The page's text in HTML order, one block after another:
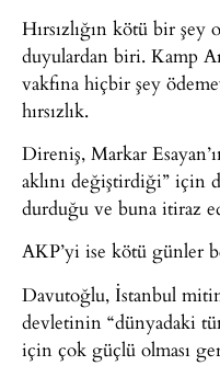
Hırsızlığın kötü bir
duyulardan biri. Kamp
vakfına hiçbir şey
hırsızlık.
Direniş, Markar
aklını değiştirdiği” için
durduğu ve buna itiraz
AKP’yi ise kötü günler
Davutoğlu, İstanbul
devletinin “dünyadaki
için çok güçlü olması